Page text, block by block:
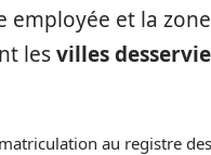
employée et la
lesvilles
au registre